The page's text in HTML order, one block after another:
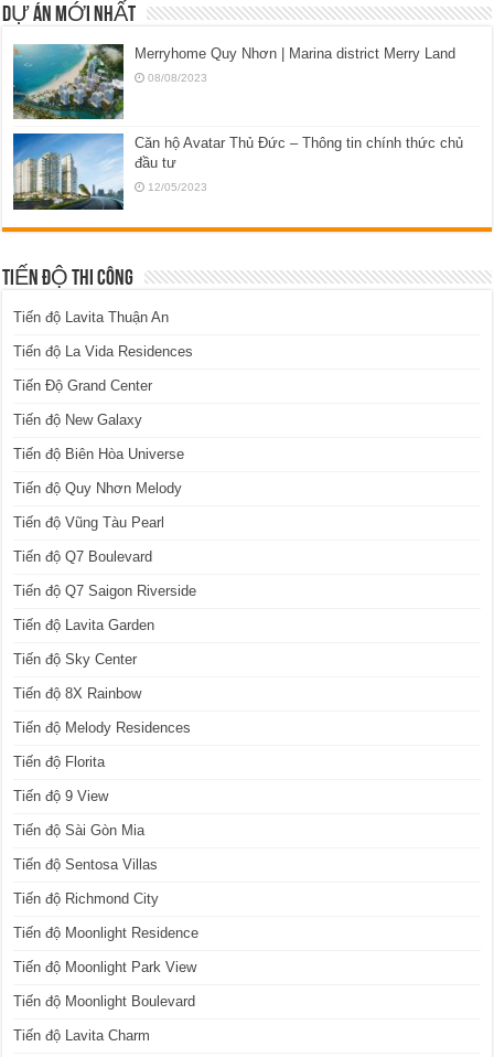
DỰ ÁN MỚI NHẤT
Merryhome Quy Nhơn | Marina district Merry Land
08/08/2023
Căn hộ Avatar Thủ Đức – Thông tin chính thức chủ
đầu tư
12/05/2023
TIẾN ĐỘ THI CÔNG
Tiến độ Lavita Thuận An
Tiến độ La Vida Residences
Tiến Độ Grand Center
Tiến độ New Galaxy
Tiến độ Biên Hòa Universe
Tiến độ Quy Nhơn Melody
Tiến độ Vũng Tàu Pearl
Tiến độ Q7 Boulevard
Tiến độ Q7 Saigon Riverside
Tiến độ Lavita Garden
Tiến độ Sky Center
Tiến độ 8X Rainbow
Tiến độ Melody Residences
Tiến độ Florita
Tiến độ 9 View
Tiến độ Sài Gòn Mia
Tiến độ Sentosa Villas
Tiến độ Richmond City
Tiến độ Moonlight Residence
Tiến độ Moonlight Park View
Tiến độ Moonlight Boulevard
Tiến độ Lavita Charm